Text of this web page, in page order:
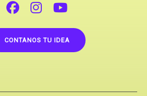
CONTANOS TU IDEA